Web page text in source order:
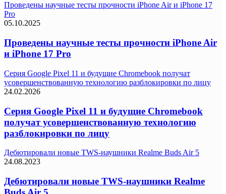
Проведены научные тесты прочности iPhone Air и iPhone 17
Pro
05.10.2025
Проведены научные тесты прочности iPhone Air
и iPhone 17 Pro
Серия Google Pixel 11 и будущие Chromebook получат
усовершенствованную технологию разблокировки по лицу
24.02.2026
Серия Google Pixel 11 и будущие Chromebook
получат усовершенствованную технологию
разблокировки по лицу
Дебютировали новые TWS-наушники Realme Buds Air 5
24.08.2023
Дебютировали новые TWS-наушники Realme